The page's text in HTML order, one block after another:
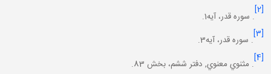
[2]
. سوره قدر، آيه1.
[3]
. سوره قدر، آيه3.
[4]
. مثنوي معنوي, دفتر ششم، بخش 83.